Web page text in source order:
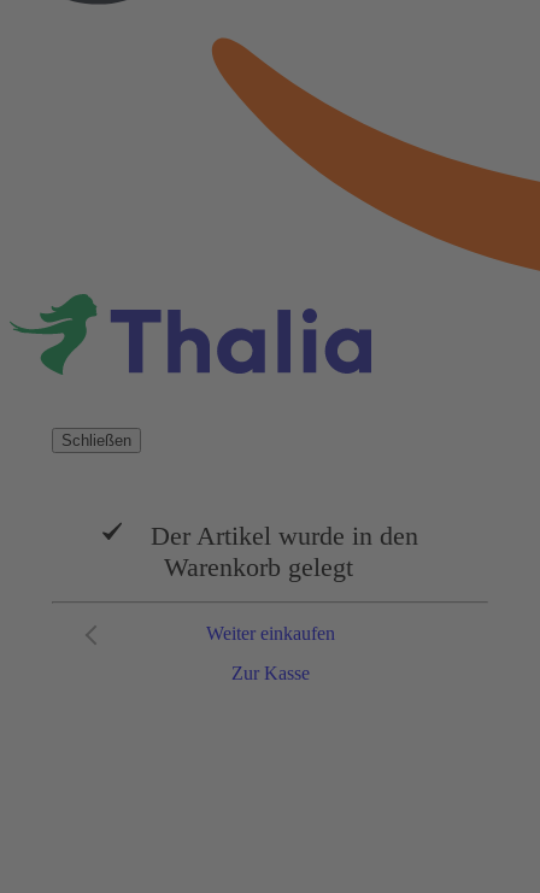
Schließen
Der Artikel wurde in den
Warenkorb gelegt
Zur Kasse
Weiter einkaufen